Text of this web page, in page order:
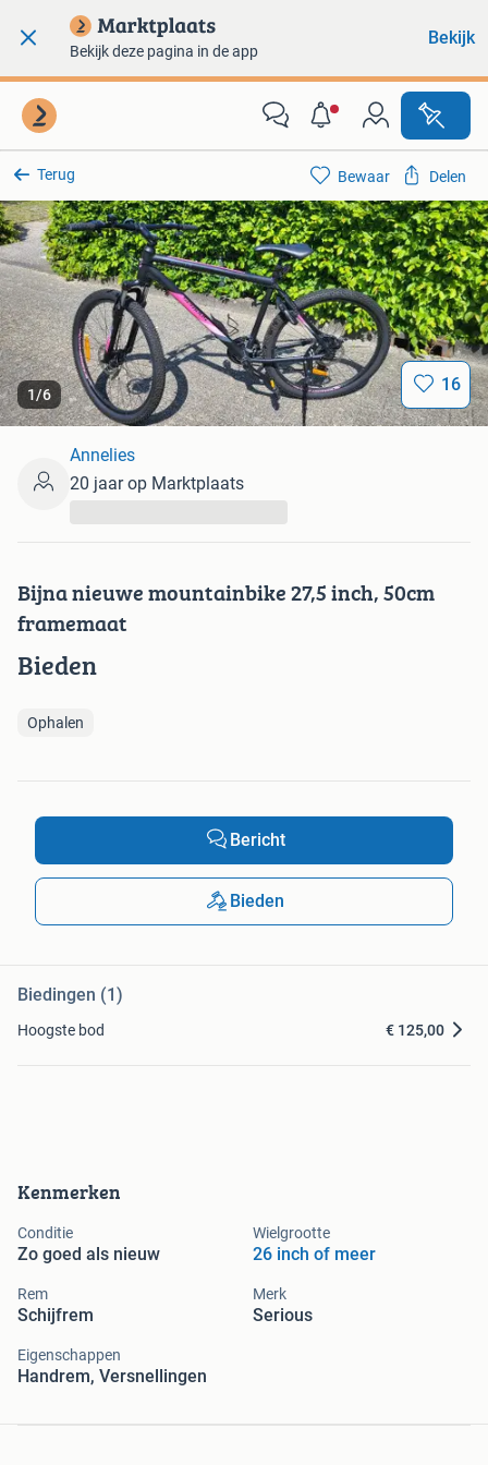
Bekijk deze pagina in de app
Bekijk
Terug
1/6 16
Kenmerken
Conditie
Zo goed als nieuw
Wielgrootte
26 inch of meer
Rem
Schijfrem
Merk
Serious
Eigenschappen
Handrem, Versnellingen
Bewaar Delen
Bijna nieuwe mountainbike 27,5 inch, 50cm
framemaat
Bieden
Ophalen
Annelies
20 jaar op Marktplaats
Bericht
Bieden
Biedingen (1)
Hoogste bod € 125,00